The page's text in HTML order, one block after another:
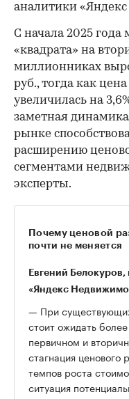
аналитики
С начала 2025 года
«квадрата» на
миллионниках
руб., тогда как
увеличилась на
заметная
рынке
расширению
сегментами
эксперты.
Почему ценовой
почти не меняется
Евгений
«Яндекс
— При
стоит ожидать
первичном и
стагнация ценового
темпов роста
ситуация